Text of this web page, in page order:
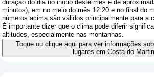
duração do dia no início deste mês é de
minutos), em no meio do mês 12:20 e no final do
números acima são válidos principalmente para a
É importante dizer que o clima pode diferir
altitudes, especialmente nas montanhas.
Toque ou clique aqui para ver informações
lugares em Costa do